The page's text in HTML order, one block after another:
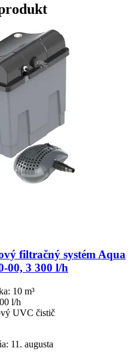
filtračný systém Aqua
​00, 3 300 l/h
10 m³
l/h
UVC čistič
11. augusta